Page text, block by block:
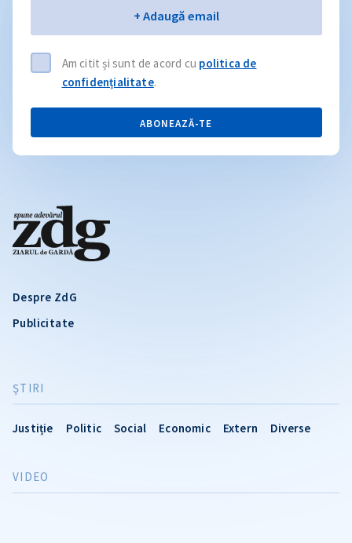
Despre ZdG
Publicitate
ŞTIRI
Justiție Politic Social Economic Extern Diverse
VIDEO
+ Adaugă email
Am citit și sunt de acord cu politica de
confidențialitate.
ABONEAZĂ-TE